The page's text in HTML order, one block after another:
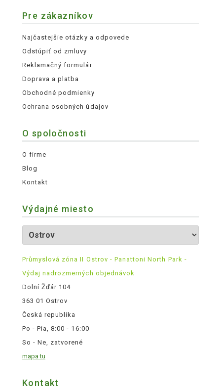
Pre zákazníkov
Najčastejšie otázky a odpovede
Odstúpiť od zmluvy
Reklamačný formulár
Doprava a platba
Obchodné podmienky
Ochrana osobných údajov
O spoločnosti
O firme
Blog
Kontakt
Výdajné miesto
Průmyslová zóna II Ostrov - Panattoni North Park -
Výdaj nadrozmerných objednávok
Dolní Žďár 104
363 01 Ostrov
Česká republika
Po - Pia, 8:00 - 16:00
So - Ne, zatvorené
mapa tu
Kontakt